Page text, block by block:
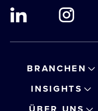
BRANCHEN
INSIGHTS